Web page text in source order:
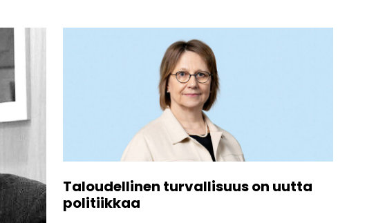
Taloudellinen turvallisuus on uutta
politiikkaa